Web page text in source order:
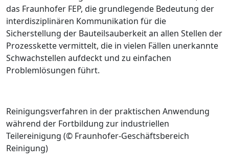
das Fraunhofer FEP, die grundlegende Bedeutung der
interdisziplinären Kommunikation für die
Sicherstellung der Bauteilsauberkeit an allen Stellen der
Prozesskette vermittelt, die in vielen Fällen unerkannte
Schwachstellen aufdeckt und zu einfachen
Problemlösungen führt.
Reinigungsverfahren in der praktischen Anwendung
während der Fortbildung zur industriellen
Teilereinigung (© Fraunhofer-Geschäftsbereich
Reinigung)